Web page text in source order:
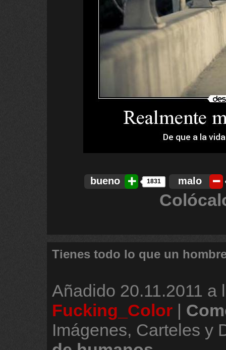
bueno 1831 malo
Tienes todo lo que un
Añadido 20.11.2011 a
Fucking_Color |
Imágenes, Carteles y